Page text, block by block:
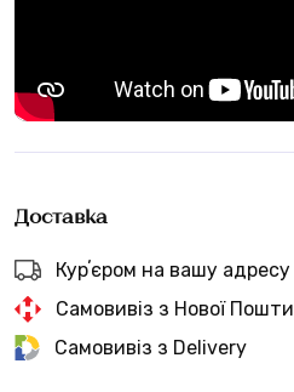
Доставка
Курʼєром на вашу адресу
Самовивіз з Нової Пошти
Самовивіз з Delivery